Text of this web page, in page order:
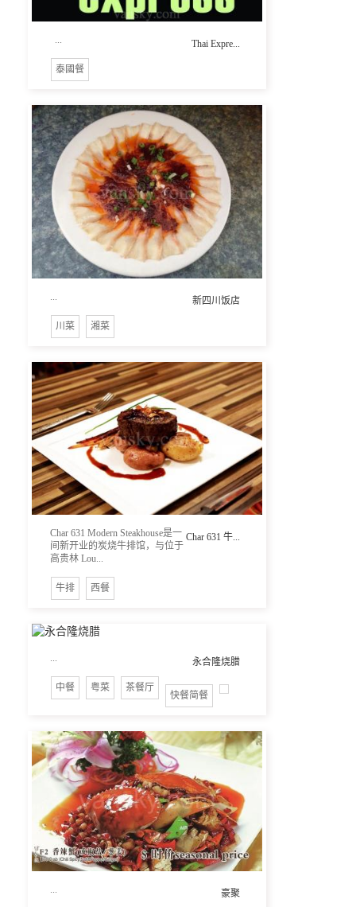
Thai Expre...
泰國餐
新四川饭店
川菜 湘菜
Char 631 牛...
Char 631 Modern Steakhouse是一
间新开业的炭烧牛排馆，与位于
高贵林 Lou...
牛排 西餐
永合隆烧腊
...
中餐 粤菜 茶餐厅
快餐简餐
豪聚